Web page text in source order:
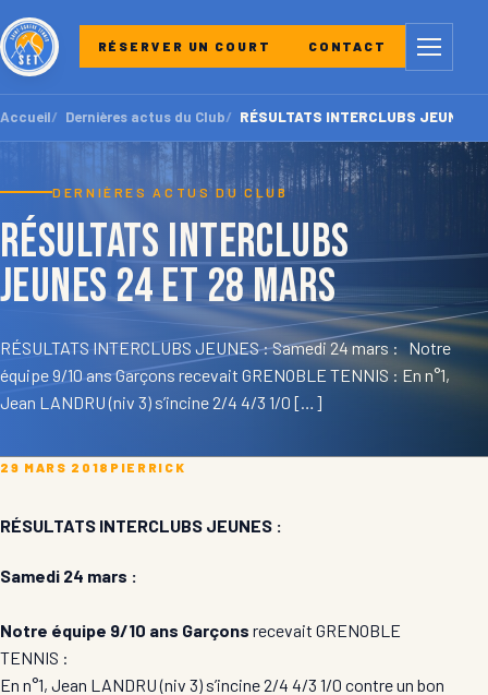
RÉSERVER UN COURT CONTACT Menu
Accueil Dernières actus du Club RÉSULTATS INTERCLUBS JEUNES
DERNIÈRES ACTUS DU CLUB
RÉSULTATS INTERCLUBS
JEUNES 24 et 28 mars
RÉSULTATS INTERCLUBS JEUNES : Samedi 24 mars : Notre
équipe 9/10 ans Garçons recevait GRENOBLE TENNIS : En n°1,
Jean LANDRU (niv 3) s’incine 2/4 4/3 1/0 […]
29 MARS 2018 PIERRICK
RÉSULTATS INTERCLUBS JEUNES :
Samedi 24 mars :
Notre équipe 9/10 ans Garçons recevait GRENOBLE
TENNIS :
En n°1, Jean LANDRU (niv 3) s’incine 2/4 4/3 1/0 contre un bon